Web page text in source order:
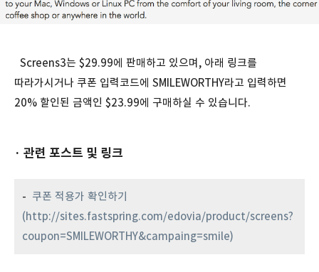
Screens3는 $29.99에 판매하고 있으며, 아래 링크를
따라가시거나 쿠폰 입력코드에 SMILEWORTHY라고 입력하면
20% 할인된 금액인 $23.99에 구매하실 수 있습니다.
· 관련 포스트 및 링크
- 쿠폰 적용가 확인하기
(http://sites.fastspring.com/edovia/product/screens?
coupon=SMILEWORTHY&campaing=smile)